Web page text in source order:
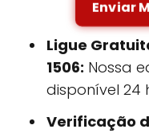
Enviar
Ligue
1506: Nossa
disponível 24
Verificação